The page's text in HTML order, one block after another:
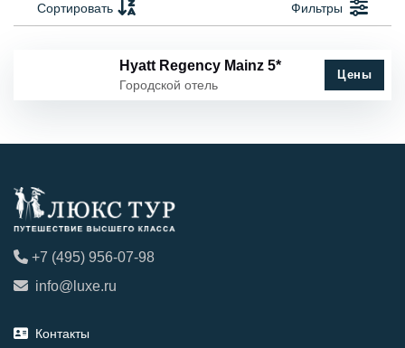
Сортировать Фильтры
Hyatt Regency Mainz 5*
Городской отель
Цены
+7 (495) 956-07-98
info@luxe.ru
Контакты